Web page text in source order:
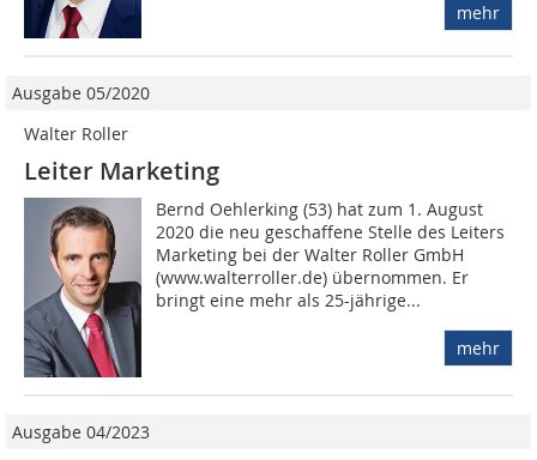
mehr
Ausgabe 05/2020
Walter Roller
Leiter Marketing
Bernd Oehlerking (53) hat zum 1. August
2020 die neu geschaffene Stelle des Leiters
Marketing bei der Walter Roller GmbH
(www.walterroller.de) übernommen. Er
bringt eine mehr als 25-jährige...
mehr
Ausgabe 04/2023